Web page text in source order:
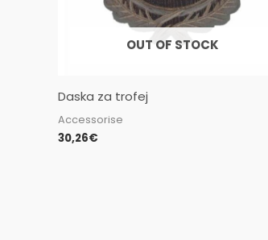
OUT OF STOCK
Daska za trofej
Accessorise
30,26€